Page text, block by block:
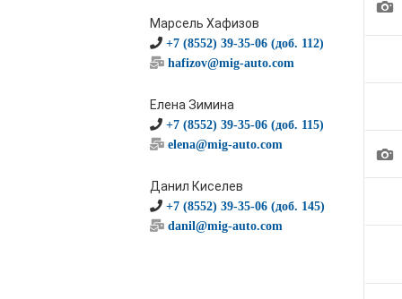
Марсель Хафизов
+7 (8552) 39-35-06 (доб. 112)
hafizov@mig-auto.com
Елена Зимина
+7 (8552) 39-35-06 (доб. 115)
elena@mig-auto.com
Данил Киселев
+7 (8552) 39-35-06 (доб. 145)
danil@mig-auto.com
1
1